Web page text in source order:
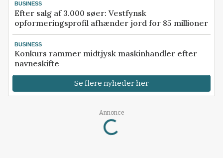
BUSINESS
Efter salg af 3.000 søer: Vestfynsk
opformeringsprofil afhænder jord for 85 millioner
BUSINESS
Konkurs rammer midtjysk maskinhandler efter
navneskifte
Se flere nyheder her
Annonce
Loading...